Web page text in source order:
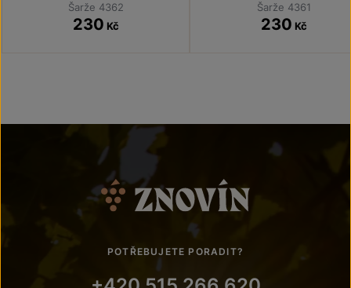
Šarže 4362
230 Kč
Šarže 4361
230 Kč
POTŘEBUJETE PORADIT?